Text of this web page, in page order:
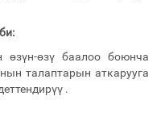
өзүн-өзү баалоо боюнча
талаптарын аткарууга
.